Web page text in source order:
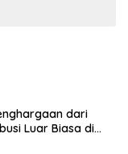
dari
Luar Biasa di